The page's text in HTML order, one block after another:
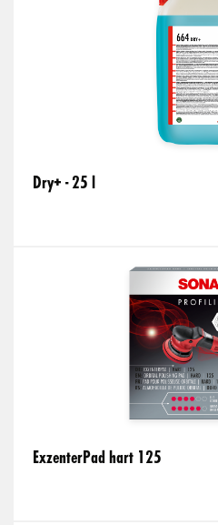
Dry+ - 25 l
ExzenterPad hart 125